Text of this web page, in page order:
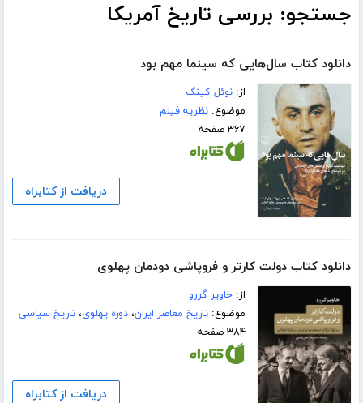
جستجو: بررسی تاریخ آمریکا
دانلود کتاب سال‌هایی که سینما مهم بود
از:نوئل کینگ
موضوع:نظریه فیلم
۳۶۷ صفحه
دریافت از کتابراه
دانلود کتاب دولت کارتر و فروپاشی دودمان پهلوی
از:خاویر گررو
موضوع:تاریخ معاصر ایران،دوره پهلوی،تاریخ سیاسی
۳۸۴ صفحه
دریافت از کتابراه